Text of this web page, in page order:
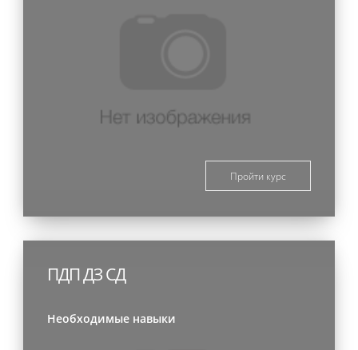
Пройти курс
ПДП ДЗ СД
Необходимые навыки